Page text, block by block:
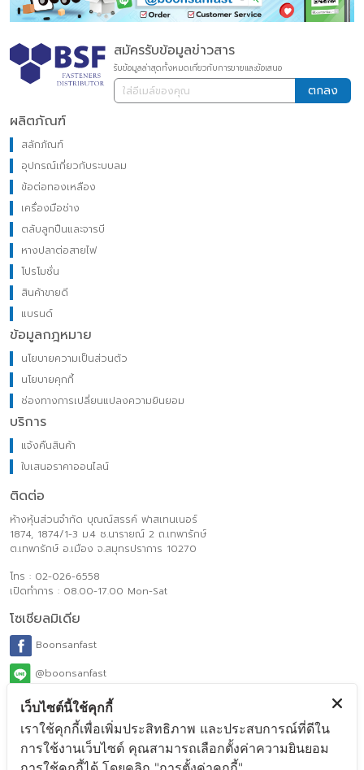
สมัครรับข้อมูลข่าวสาร
รับข้อมูลล่าสุดทั้งหมดเกี่ยวกับการขายและข้อเสนอ
ตกลง
ผลิตภัณฑ์
สลักภัณฑ์
อุปกรณ์เกี่ยวกับระบบลม
ข้อต่อทองเหลือง
เครื่องมือช่าง
ตลับลูกปืนและจารบี
หางปลาต่อสายไฟ
โปรโมชั่น
สินค้าขายดี
แบรนด์
ข้อมูลกฎหมาย
นโยบายความเป็นส่วนตัว
นโยบายคุกกี้
ช่องทางการเปลี่ยนแปลงความยินยอม
บริการ
แจ้งคืนสินค้า
ใบเสนอราคาออนไลน์
ติดต่อ
ห้างหุ้นส่วนจำกัด บุณณ์สรรค์ ฟาสเทนเนอร์
1874, 1874/1-3 ม.4 ซ.นารายณ์ 2 ถ.เทพารักษ์
ต.เทพารักษ์ อ.เมือง จ.สมุทรปราการ 10270
โทร : 02-026-6558
เปิดทำการ : 08.00-17.00 Mon-Sat
โซเชียลมิเดีย
Boonsanfast
@boonsanfast
www.boonsanfasteners.com
ecom_order@boonsanfasteners.com
Payment Method
เว็บไซต์นี้ใช้คุกกี้
เราใช้คุกกี้เพื่อเพิ่มประสิทธิภาพ และประสบการณ์ที่ดีใน
การใช้งานเว็บไซต์ คุณสามารถเลือกตั้งค่าความยินยอม